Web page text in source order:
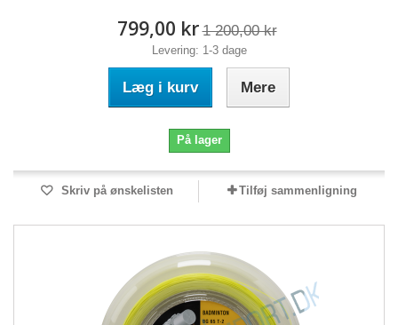
799,00 kr 1 200,00 kr
Levering: 1-3 dage
Læg i kurv Mere
På lager
Skriv på ønskelisten Tilføj sammenligning